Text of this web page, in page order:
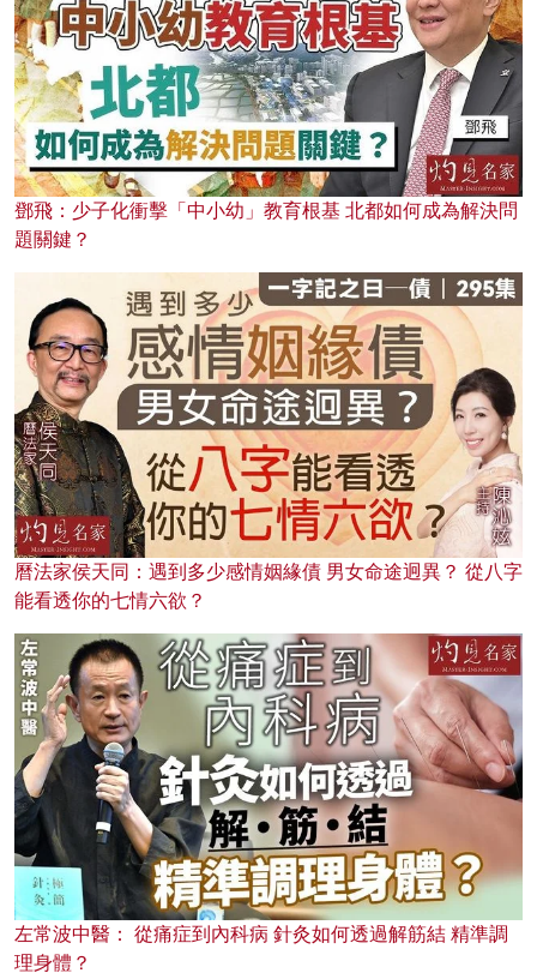
鄧飛：少子化衝擊「中小幼」教育根基 北都如何成為解決問
題關鍵？
曆法家侯天同：遇到多少感情姻緣債 男女命途迥異？ 從八字
能看透你的七情六欲？
左常波中醫： 從痛症到內科病 針灸如何透過解筋結 精準調
理身體？